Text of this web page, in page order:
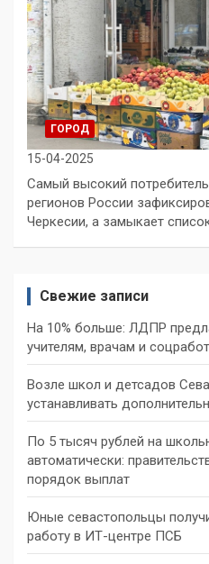
ГОРОД
15-04-2025
Самый высокий
регионов России
Черкесии, а замыкает
Свежие записи
На 10% больше: ЛДПР
учителям, врачам и
Возле школ и детсадов
устанавливать
По 5 тысяч рублей на
автоматически:
порядок выплат
Юные севастопольцы
работу в ИТ-центре ПСБ